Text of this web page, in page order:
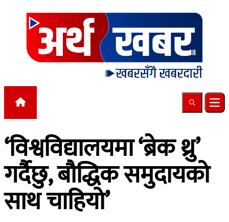
Skip to content
Search
‘विश्वविद्यालयमा ‘ब्रेक थ्रु’
गर्दैछु, बौद्धिक समुदायको
साथ चाहियो’